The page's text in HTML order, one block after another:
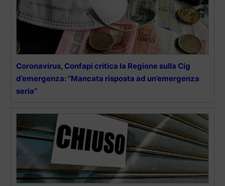
Coronavirus, Confapi critica la Regione sulla Cig
d’emergenza: “Mancata risposta ad un’emergenza
seria”